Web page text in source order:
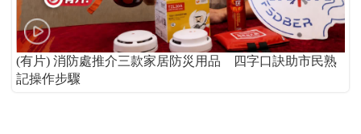
(有片) 消防處推介三款家居防災用品 四字口訣助市民熟
記操作步驟